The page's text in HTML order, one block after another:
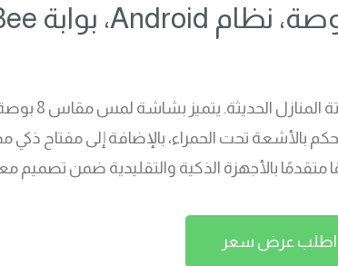
بالأجهزة الذكية والتقليدية ضمن تصميم
اطلب عرض سعر